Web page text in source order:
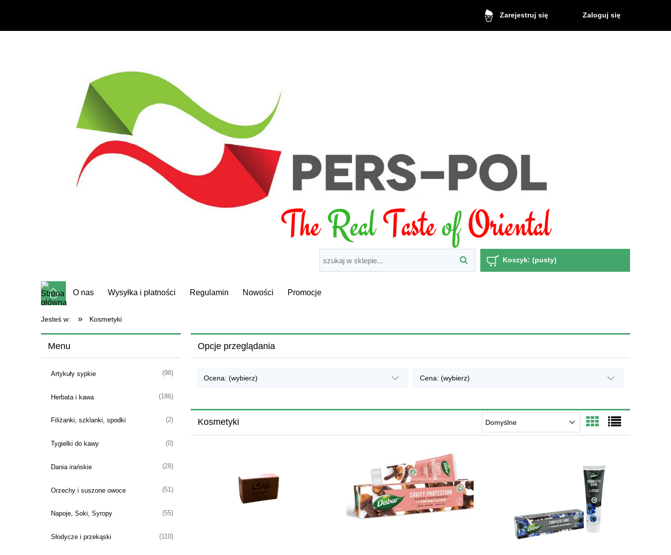
Zarejestruj się Zaloguj się
Koszyk: (pusty)
O nas Wysyłka i płatności Regulamin Nowości Promocje
Jesteś w: » Kosmetyki
Menu
Artykuły sypkie (98)
Herbata i kawa (186)
Filiżanki, szklanki, spodki (2)
Tygielki do kawy (0)
Dania irańskie (28)
Orzechy i suszone owoce (51)
Napoje, Soki, Syropy (55)
Słodycze i przekąski (110)
Opcje przeglądania
Ocena: (wybierz) Cena: (wybierz)
Kosmetyki